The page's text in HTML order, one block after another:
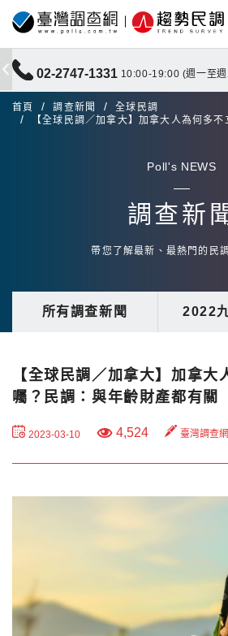
02-2747-1331 10:00-19:00 (週一至週
首頁 調查新聞
全球民調
【全球民調／加拿大】加拿大人為何多
Poll's NEWS
調查新
帶您了解最新、最熱門的民
所有調查新聞 2022
【全球民調／加拿大】加拿大
囑？民調：與年齡財產都有關
2023-03-10 4,524 臺灣調查